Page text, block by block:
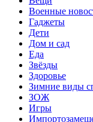
Военные
Гаджеты
Дети
Дом и сад
Еда
Звёзды
Здоровье
Зимние виды
ЗОЖ
Игры